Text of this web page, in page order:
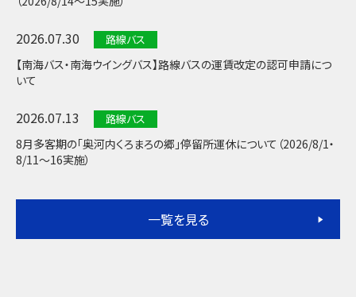
2026.07.30 路線バス
【南海バス・南海ウイングバス】路線バスの運賃改定の認可申請につ
いて
2026.07.13 路線バス
8月多客期の「奥河内くろまろの郷」停留所運休について（2026/8/1・
8/11～16実施）
一覧を見る